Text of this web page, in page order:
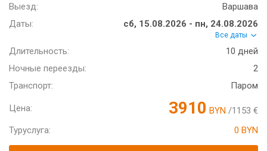
Выезд:
Варшава
Даты:
сб, 15.08.2026 - пн, 24.08.2026
Все даты
Длительность:
10 дней
Ночные переезды:
2
Транспорт:
Паром
Цена: 3910 BYN /1153 €
Туруслуга:
0 BYN